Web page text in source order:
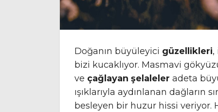
Doğanın büyüleyici güzellikleri,
bizi kucaklıyor. Masmavi
ve çağlayan şelaleler adeta
ışıklarıyla aydınlanan dağların
besleyen bir huzur hissi veriyor.